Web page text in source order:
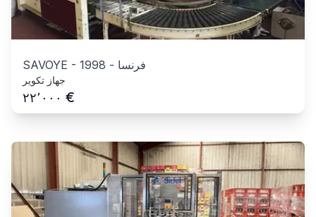
SAVOYE - 1998 - فرنسا
جهاز تكوير
٢٢٬٠٠٠ €